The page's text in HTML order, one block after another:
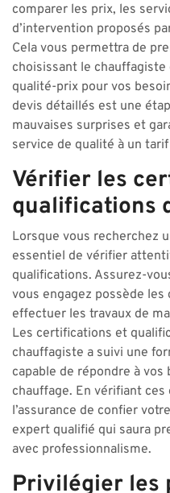
comparer les prix, les
d’intervention proposés
Cela vous permettra de
choisissant le
qualité-prix pour vos
devis détaillés est une
mauvaises surprises et
service de qualité à un
Vérifier les
qualifications
Lorsque vous recherchez
essentiel de vérifier
qualifications. Assurez-
vous engagez possède
effectuer les travaux de
Les certifications et
chauffagiste a suivi une
capable de répondre à
chauffage. En vérifiant
l’assurance de confier
expert qualifié qui saura
avec professionnalisme.
Privilégier les